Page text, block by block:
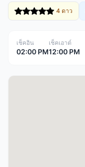
4 ดาว
เช็คอิน
02:00 PM
เช็คเอาต์
12:00 PM